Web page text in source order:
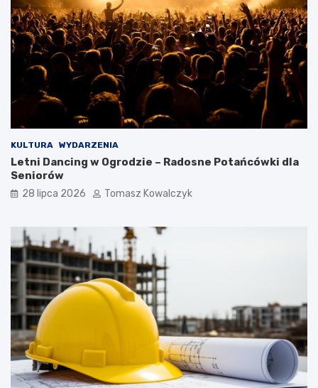
KULTURA WYDARZENIA
Letni Dancing w Ogrodzie – Radosne Potańcówki dla
Seniorów
28 lipca 2026 Tomasz Kowalczyk